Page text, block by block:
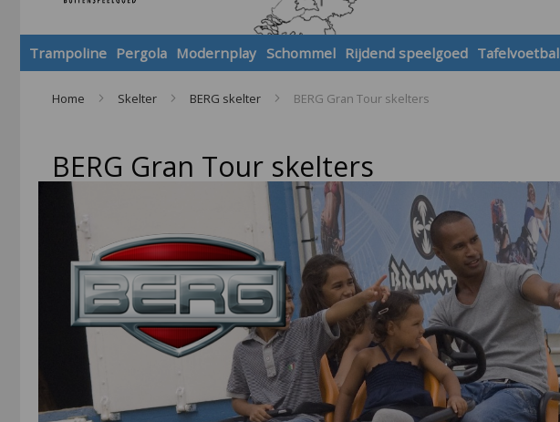
Trampoline Pergola Modernplay Schommel Rijdend speelgoed Tafelvoetbal
Home Skelter BERG skelter BERG Gran Tour skelters
BERG Gran Tour skelters